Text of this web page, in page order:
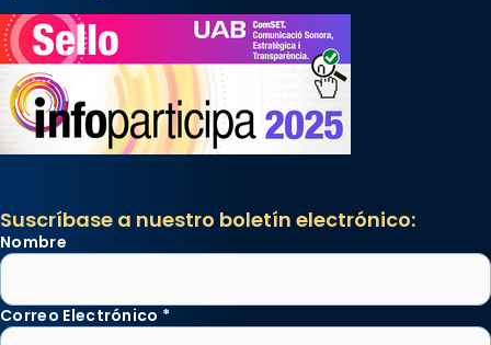
Suscríbase a nuestro boletín electrónico:
Nombre
Correo Electrónico *